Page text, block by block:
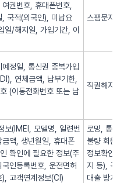
권번호, 휴대폰번호,
, 국적(외국인), 미납요
일/해지일, 가입기간, 이
스팸문자
정일, 통신권 중복가입
연체금액, 납부기한,
(이동전화번호 또는 납
직권해지
보(IMEI, 모델명, 일련번
액, 생년월일, 휴대폰
확인에 필요한 정보(주
인등록번호, 운전면허
), 고객연계정보(CI)
로밍, 통화
불량 회원
정보확인,
지 등), 국
대출 방지,